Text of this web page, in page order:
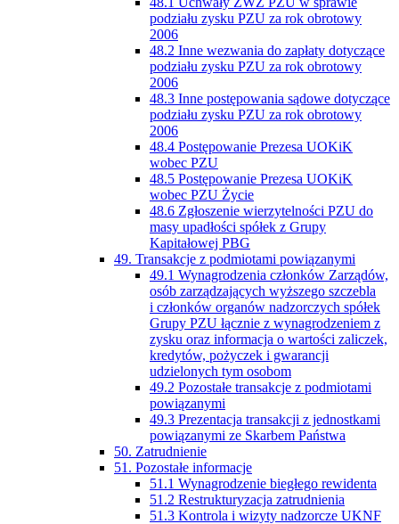
podziału zysku PZU za rok obrotowy
2006
48.2 Inne wezwania do zapłaty dotyczące
podziału zysku PZU za rok obrotowy
2006
48.3 Inne postępowania sądowe dotyczące
podziału zysku PZU za rok obrotowy
2006
48.4 Postępowanie Prezesa UOKiK
wobec PZU
48.5 Postępowanie Prezesa UOKiK
wobec PZU Życie
48.6 Zgłoszenie wierzytelności PZU do
masy upadłości spółek z Grupy
Kapitałowej PBG
49. Transakcje z podmiotami powiązanymi
49.1 Wynagrodzenia członków Zarządów,
osób zarządzających wyższego szczebla
i członków organów nadzorczych spółek
Grupy PZU łącznie z wynagrodzeniem z
zysku oraz informacja o wartości zaliczek,
kredytów, pożyczek i gwarancji
udzielonych tym osobom
49.2 Pozostałe transakcje z podmiotami
powiązanymi
49.3 Prezentacja transakcji z jednostkami
powiązanymi ze Skarbem Państwa
50. Zatrudnienie
51. Pozostałe informacje
51.1 Wynagrodzenie biegłego rewidenta
51.2 Restrukturyzacja zatrudnienia
51.3 Kontrola i wizyty nadzorcze UKNF